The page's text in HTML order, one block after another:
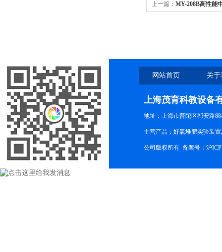
上一篇： MY-208B高性能
网站首页 关
上海茂育科教设备
地址：上海市普陀区祁安路
主营产品：好氧堆肥实验装
公司版权所有 备案号： 沪